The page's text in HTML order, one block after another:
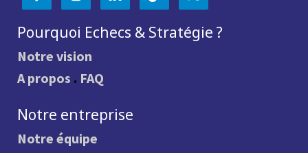
Pourquoi Echecs & Stratégie ?
Notre vision
A propos . FAQ
Notre entreprise
Notre équipe